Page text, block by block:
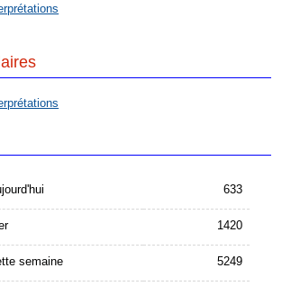
633
1420
semaine 5249